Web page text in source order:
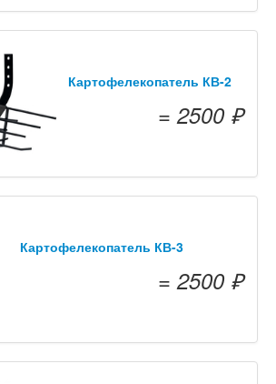
Картофелекопатель КВ-2
= 2500 ₽
Картофелекопатель КВ-3
= 2500 ₽